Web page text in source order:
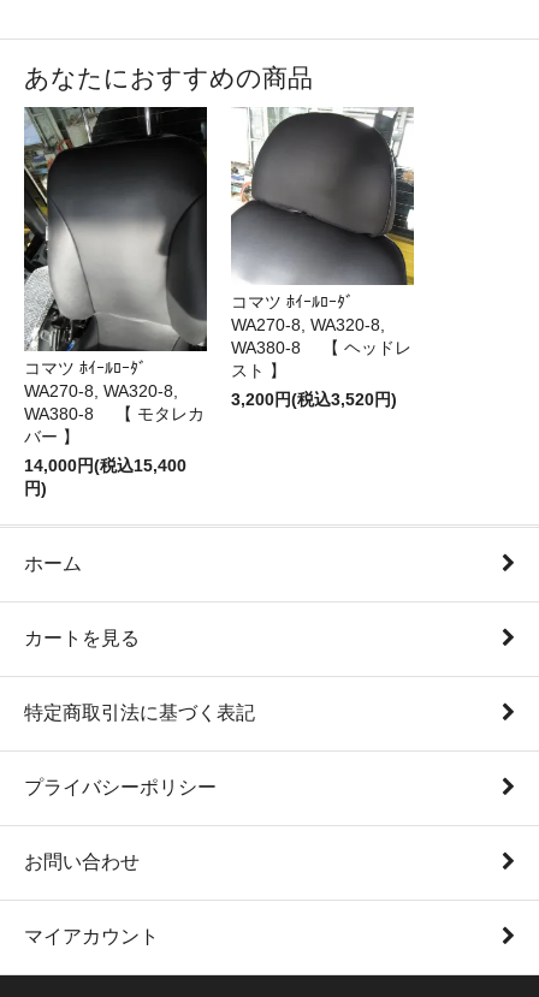
あなたにおすすめの商品
コマツ ﾎｲｰﾙﾛｰﾀﾞ
WA270-8, WA320-8,
WA380-8 【 モタレカ
バー 】
14,000円(税込15,400
円)
コマツ ﾎｲｰﾙﾛｰﾀﾞ
WA270-8, WA320-8,
WA380-8 【 ヘッドレ
スト 】
3,200円(税込3,520円)
ホーム
カートを見る
特定商取引法に基づく表記
プライバシーポリシー
お問い合わせ
マイアカウント